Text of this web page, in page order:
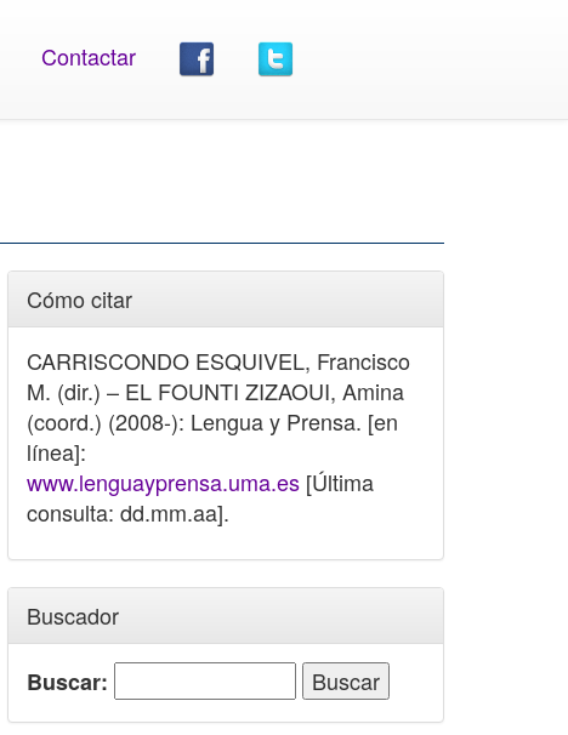
Contactar
Cómo citar
CARRISCONDO ESQUIVEL, Francisco
M. (dir.) – EL FOUNTI ZIZAOUI, Amina
(coord.) (2008-): Lengua y Prensa. [en
línea]:
www.lenguayprensa.uma.es [Última
consulta: dd.mm.aa].
Buscador
Buscar: